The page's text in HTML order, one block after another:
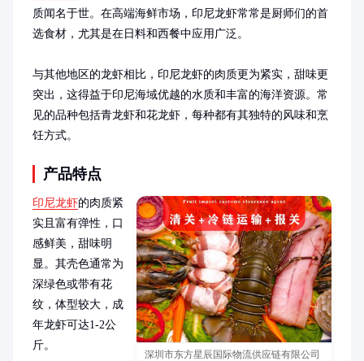
质闻名于世。在高端海鲜市场，印尼龙虾常常是厨师们的首
选食材，尤其是在日料和西餐中应用广泛。
与其他地区的龙虾相比，印尼龙虾的肉质更为紧实，甜味更
突出，这得益于印尼海域优越的水质和丰富的海洋资源。常
见的品种包括青龙虾和花龙虾，每种都有其独特的风味和烹
饪方式。
产品特点
深圳市东方星辰国际物流供应链有限公司
印尼龙虾的肉质紧
实且富有弹性，口
感鲜美，甜味明
显。其壳色通常为
深绿色或带有花
纹，体型较大，成
年龙虾可达1-2公
斤。